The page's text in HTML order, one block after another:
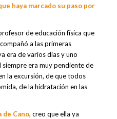
haya marcado su paso por
de educación física que
a las primeras
era de varios días y uno
siempre era muy pendiente de
la excursión, de que todos
de la hidratación en las
de Cano, creo que ella ya